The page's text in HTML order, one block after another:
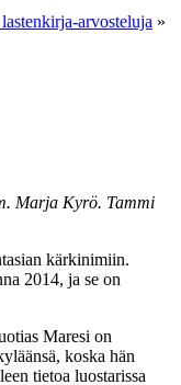
arvosteluja »
Marja Kyrö. Tammi
kärkinimiin.
2014, ja se on
Ma­­resi on
koska hän
tietoa luostarissa